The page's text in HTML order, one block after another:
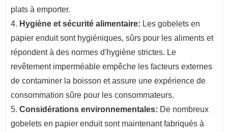
plats à emporter.
4. Hygiène et sécurité alimentaire: Les gobelets en
papier enduit sont hygiéniques, sûrs pour les aliments et
répondent à des normes d'hygiène strictes. Le
revêtement imperméable empêche les facteurs externes
de contaminer la boisson et assure une expérience de
consommation sûre pour les consommateurs.
5. Considérations environnementales: De nombreux
gobelets en papier enduit sont maintenant fabriqués à